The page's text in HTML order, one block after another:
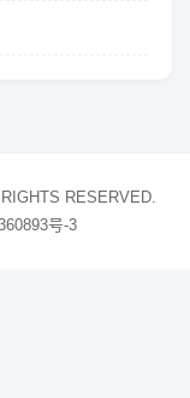
RESERVED.
号-3